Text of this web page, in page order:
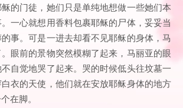
的门徒，她们只是单纯地想做一些她们本
一心就想用香料包裹耶稣的尸体，妥妥当
事。可是一进去却看不见耶稣的身体，马
眼前的景物突然模糊了起来，马丽亚的眼
自觉地哭了起来。哭的时候低头往坟墓一
衣的天使，他们就在安放耶稣身体的地方
在脚。